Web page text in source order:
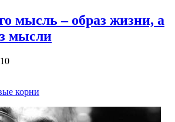
мысль – образ жизни, а
мысли
корни